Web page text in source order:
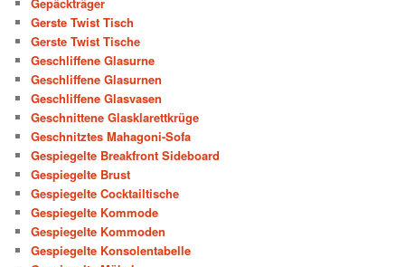
Gerste Twist Tisch
Gerste Twist Tische
Geschliffene Glasurne
Geschliffene Glasurnen
Geschliffene Glasvasen
Geschnittene Glasklarettkrüge
Geschnitztes Mahagoni-Sofa
Gespiegelte Breakfront Sideboard
Gespiegelte Brust
Gespiegelte Cocktailtische
Gespiegelte Kommode
Gespiegelte Kommoden
Gespiegelte Konsolentabelle